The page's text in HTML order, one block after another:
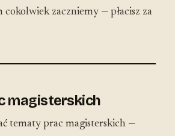
cokolwiek zaczniemy — płacisz za
magisterskich
tematy prac magisterskich —